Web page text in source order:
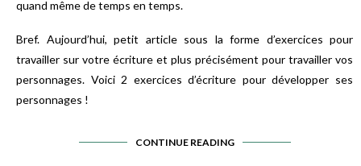
quand même de temps en temps.
Bref. Aujourd’hui, petit article sous la forme d’exercices pour
travailler sur votre écriture et plus précisément pour travailler vos
personnages. Voici 2 exercices d’écriture pour développer ses
personnages !
CONTINUE READING